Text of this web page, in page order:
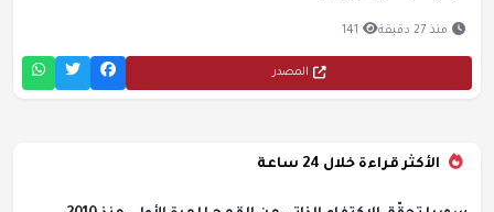
منذ 27 دقيقة 141
المصدر
الأكثر قراءة خلال 24 ساعة